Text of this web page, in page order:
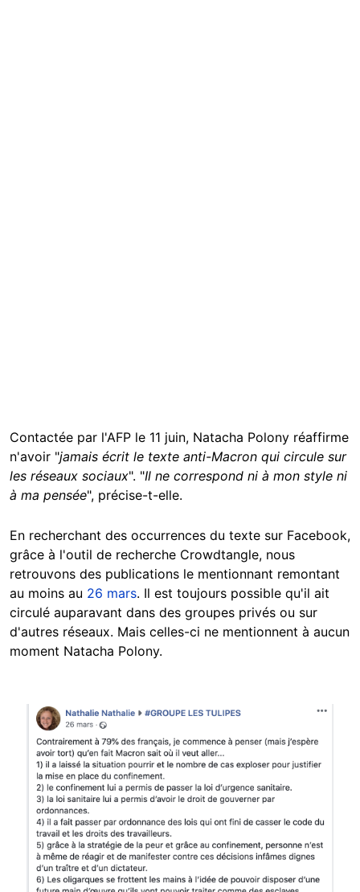
Contactée par l'AFP le 11 juin, Natacha Polony réaffirme
n'avoir "jamais écrit le texte anti-Macron qui circule sur
les réseaux sociaux". "Il ne correspond ni à mon style ni
à ma pensée", précise-t-elle.
En recherchant des occurrences du texte sur Facebook,
grâce à l'outil de recherche Crowdtangle, nous
retrouvons des publications le mentionnant remontant
au moins au 26 mars. Il est toujours possible qu'il ait
circulé auparavant dans des groupes privés ou sur
d'autres réseaux. Mais celles-ci ne mentionnent à aucun
moment Natacha Polony.
Image